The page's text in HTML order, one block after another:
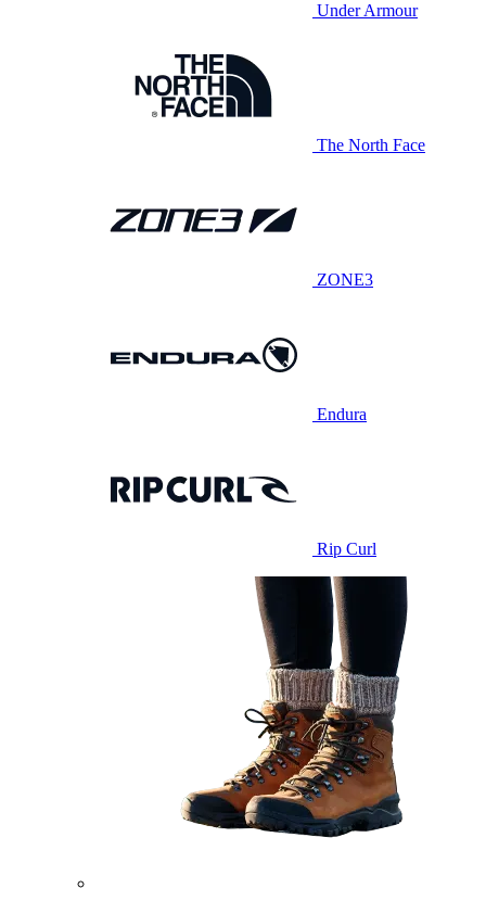
Under Armour
The North Face
ZONE3
Endura
Rip Curl